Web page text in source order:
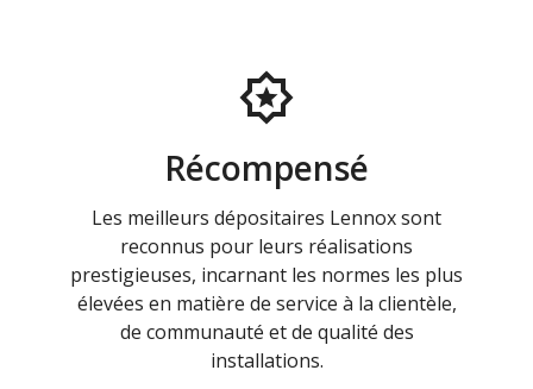
Récompensé
Les meilleurs dépositaires Lennox sont
reconnus pour leurs réalisations
prestigieuses, incarnant les normes les plus
élevées en matière de service à la clientèle,
de communauté et de qualité des
installations.